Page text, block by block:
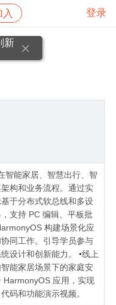
入 登录
#跟着圣伟学鸿蒙
智能家居、智慧出行、智
构和业务流程。通过实
于分布式软总线和多设
支持 PC 编辑、平板批
构建场景化应
同工作。引导学员参与
设计和创新能力。 •线上
能家居场景下的家庭安
HarmonyOS 应用，实现
码和功能演示视频。
新